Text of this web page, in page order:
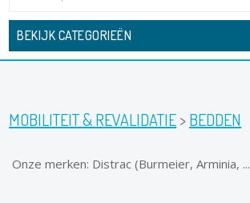
BEKIJK CATEGORIEËN
MOBILITEIT & REVALIDATIE>BEDDEN
Onze merken: Distrac (Burmeier, Arminia,